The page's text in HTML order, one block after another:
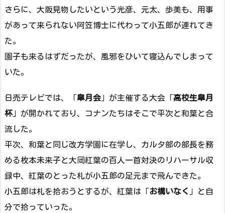
さらに、大阪見物したいという光彦、元太、歩美も、用事
があって来られない阿笠博士に代わって小五郎が連れてき
た。
園子も来るはずだったが、風邪をひいて寝込んでしまって
いた。
日売テレビでは、「皐月会」が主催する大会「高校生皐月
杯」が開かれており、コナンたちはそこで平次と和葉と合
流した。
平次、和葉と同じ改方学園に在学し、カルタ部の部長を務
める枚本未来子と大岡紅葉の百人一首対決のリハーサル収
録中、紅葉のとった札が小五郎の足元まで飛んできた。
小五郎は札を拾おうとするが、紅葉は「お構いなく 」と自
分で拾っていった。